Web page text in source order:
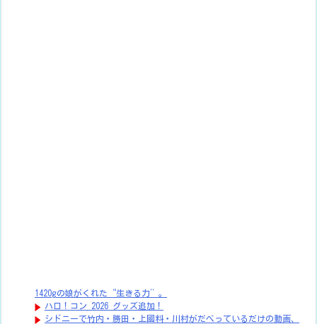
1420gの娘がくれた“生きる力”。
ハロ！コン 2026 グッズ追加！
シドニーで竹内・勝田・上國料・川村がだべっているだけの動画、